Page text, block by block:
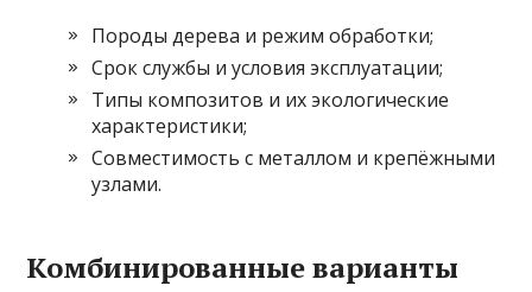
Породы дерева и режим обработки;
Срок службы и условия эксплуатации;
Типы композитов и их экологические
характеристики;
Совместимость с металлом и крепёжными
узлами.
Комбинированные варианты